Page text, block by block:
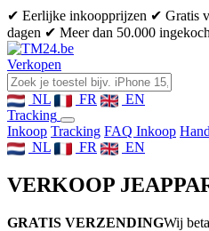
✔ Eerlijke inkoopprijzen ✔ Gratis
dagen ✔ Meer dan 50.000
Verkopen
NL FR
EN
Tracking
Inkoop Tracking FAQ Inkoop
NL
FR EN
VERKOOP JE
GRATIS VERZENDINGWij